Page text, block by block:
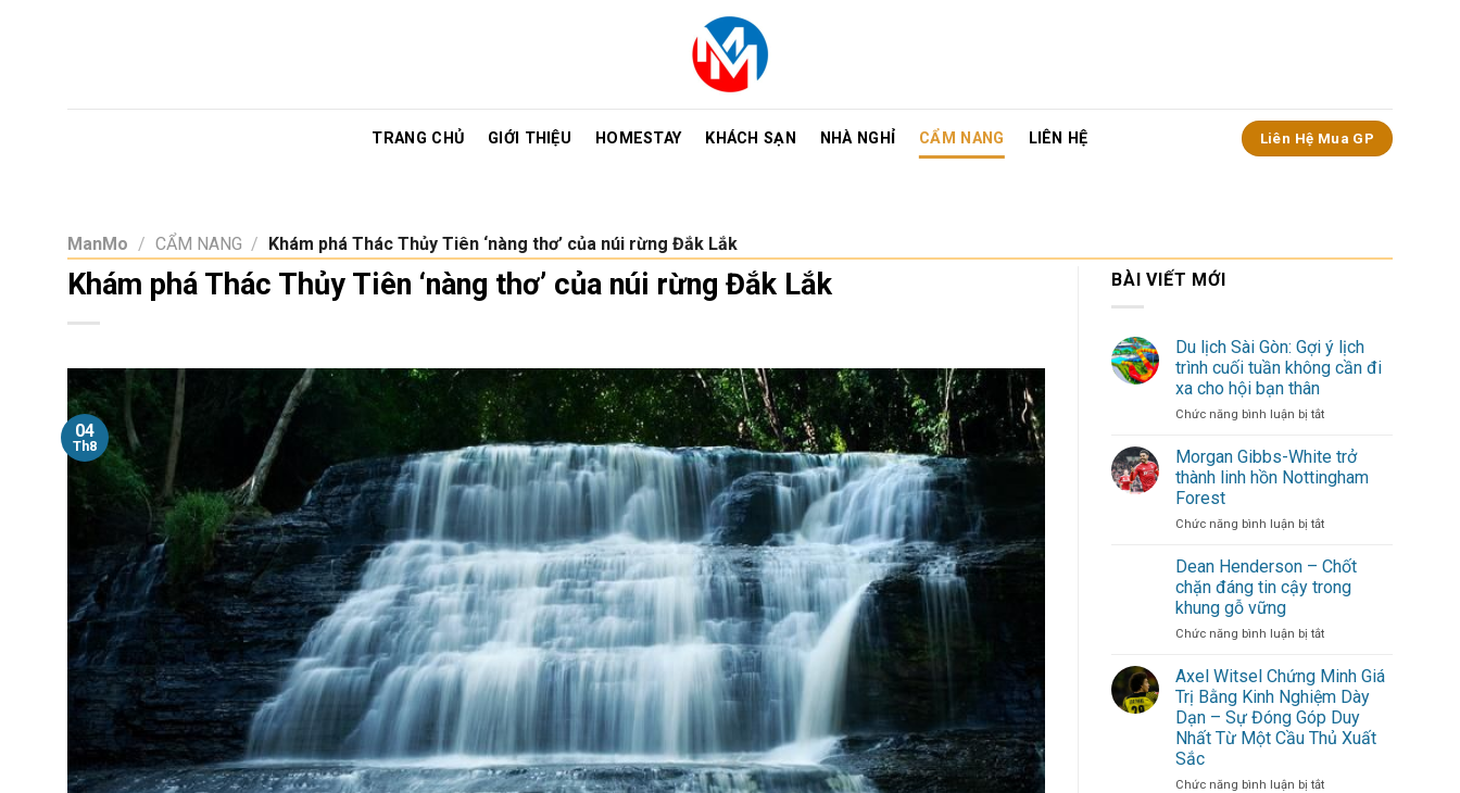
TRANG CHỦ GIỚI THIỆU HOMESTAY KHÁCH SẠN NHÀ NGHỈ CẨM NANG LIÊN HỆ Liên Hệ Mua GP
ManMo / CẨM NANG / Khám phá Thác Thủy Tiên ‘nàng thơ’ của núi rừng Đắk Lắk
Khám phá Thác Thủy Tiên ‘nàng thơ’ của núi rừng Đắk Lắk
04
Th8
BÀI VIẾT MỚI
Du lịch Sài Gòn: Gợi ý lịch
trình cuối tuần không cần đi
xa cho hội bạn thân
Chức năng bình luận bị tắtở
lịch
Sài
Gòn:
ý
trình
tuần
cần
xa
cho
hội
bạn
thân
Morgan Gibbs-White trở
thành linh hồn Nottingham
Forest
Chức năng bình luận bị tắtở
Gibbs-
White
trở
linh
Nottingham
Forest
Dean Henderson – Chốt
chặn đáng tin cậy trong
khung gỗ vững
Chức năng bình luận bị tắtở
Henderson
Chốt
chặn
đáng
cậy
Axel Witsel Chứng Minh Giá
Trị Bằng Kinh Nghiệm Dày
Dạn – Sự Đóng Góp Duy
Nhất Từ Một Cầu Thủ Xuất
Sắc
Chức năng bình luận bị tắtở